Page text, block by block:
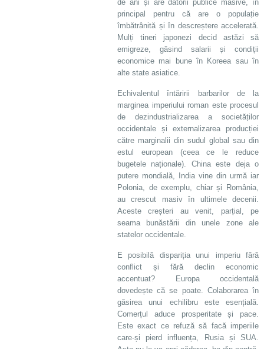
de ani și are datorii publice masive, în
principal pentru că are o populație
îmbătrânită și în descreștere accelerată.
Mulți tineri japonezi decid astăzi să
emigreze, găsind salarii și condiții
economice mai bune în Koreea sau în
alte state asiatice.
Echivalentul întăririi barbarilor de la
marginea imperiului roman este procesul
de dezindustrializarea a societăților
occidentale și externalizarea producției
către marginalii din sudul global sau din
estul european (ceea ce le reduce
bugetele naționale). China este deja o
putere mondială, India vine din urmă iar
Polonia, de exemplu, chiar și România,
au crescut masiv în ultimele decenii.
Aceste creșteri au venit, parțial, pe
seama bunăstării din unele zone ale
statelor occidentale.
E posibilă dispariția unui imperiu fără
conflict și fără declin economic
accentuat? Europa occidentală
dovedește că se poate. Colaborarea în
găsirea unui echilibru este esențială.
Comerțul aduce prosperitate și pace.
Este exact ce refuză să facă imperiile
care-și pierd influența, Rusia și SUA.